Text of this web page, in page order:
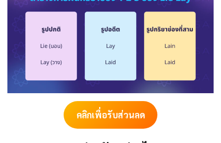
คลิกเพื่อรับส่วนลด